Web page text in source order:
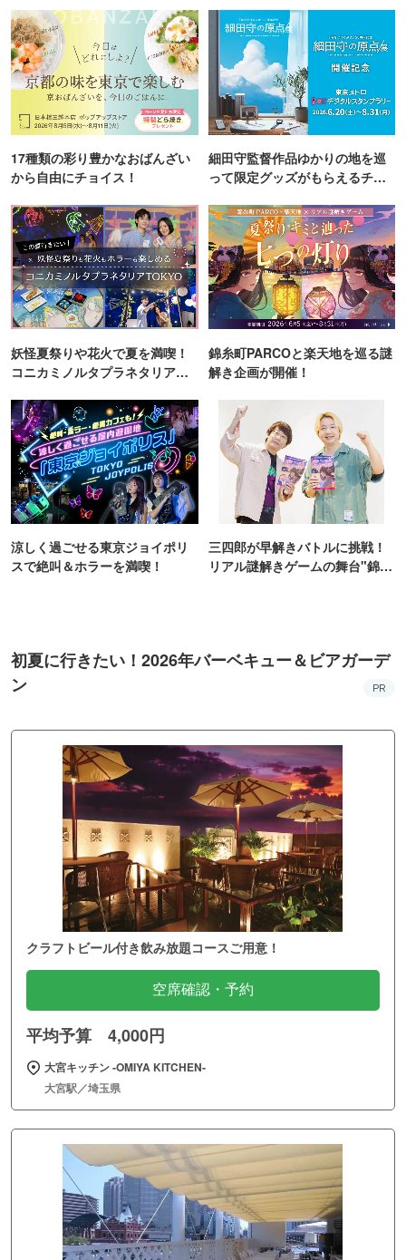
17種類の彩り豊かなおばんざい
から自由にチョイス！
細田守監督作品ゆかりの地を巡
って限定グッズがもらえるチャ
妖怪夏祭りや花火で夏を満喫！
コニカミノルタプラネタリア
錦糸町PARCOと楽天地を巡る謎
解き企画が開催！
涼しく過ごせる東京ジョイポリ
スで絶叫＆ホラーを満喫！
三四郎が早解きバトルに挑戦！
リアル謎解きゲームの舞台"錦糸
初夏に行きたい！2026年バーベキュー＆ビアガーデ
ン
PR
クラフトビール付き飲み放題コースご用意！
空席確認・予約
平均予算 4,000円
大宮キッチン ‐OMIYA KITCHEN‐
大宮駅／埼玉県